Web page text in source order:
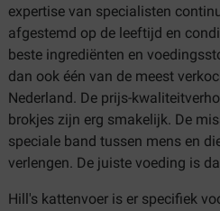
expertise van specialisten
afgestemd op de leeftijd en
beste ingrediënten en
dan ook één van de meest
Nederland. De prijs-
brokjes zijn erg smakelijk. De
speciale band tussen mens en
verlengen. De juiste voeding is
Hill's kattenvoer is er specifiek